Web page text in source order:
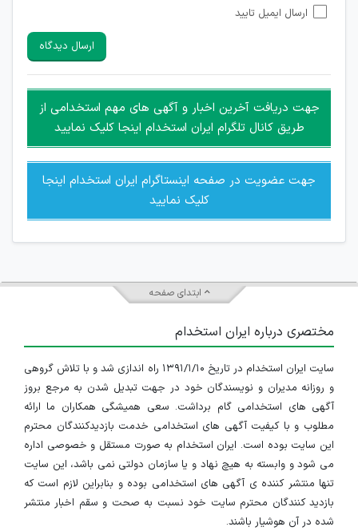
امکان تأیید نظرات کاربرانی که به هر طریقی قصد مأیوس کردن
هرگونه تحریک، تحقیر و کنایه به سایر افراد (مسئول و غیر مسئول)
غیر مجاز می باشد.
امکان هماهنگی برای هرگونه ملاقات حضوری چه به صورت دسته
جمعی و چه فردی توسط کاربران سایت وجود ندارد.
ارسال ایمیل تایید
ارسال دیدگاه
جهت دریافت آخرین اخبار و آگهی های مهم استخدامی از
طریق کانال تلگرام ایران استخدام اینجا کلیک نمایید
جهت عضویت در صفحه اینستاگرام ایران استخدام اینجا
کلیک نمایید
ابتدای صفحه
مختصری درباره ایران استخدام
سایت ایران استخدام در تاریخ ۱۳۹۱/۱/۱۰ راه اندازی شد و با تلاش گروهی
و روزانه مدیران و نویسندگان خود در جهت تبدیل شدن به مرجع بروز
آگهی های استخدامی گام برداشت. سعی همیشگی همکاران ما ارائه
مطلوب و با کیفیت آگهی های استخدامی خدمت بازدیدکنندگان محترم
این سایت بوده است. ایران استخدام به صورت مستقل و خصوصی اداره
می شود و وابسته به هیچ نهاد و یا سازمان دولتی نمی باشد، این سایت
تنها منتشر کننده ی آگهی های استخدامی بوده و بنابراین لازم است که
بازدید کنندگان محترم سایت خود نسبت به صحت و سقم اخبار منتشر
شده در آن هوشیار باشند.